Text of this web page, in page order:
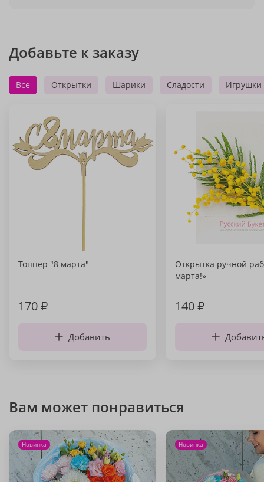
Добавьте к заказу
Все Открытки Шарики Сладости Игрушки
Топпер "8 марта"
170₽
Добавить
Открытка ручной
марта!»
140₽
Вам может понравиться
Новинка Новинка